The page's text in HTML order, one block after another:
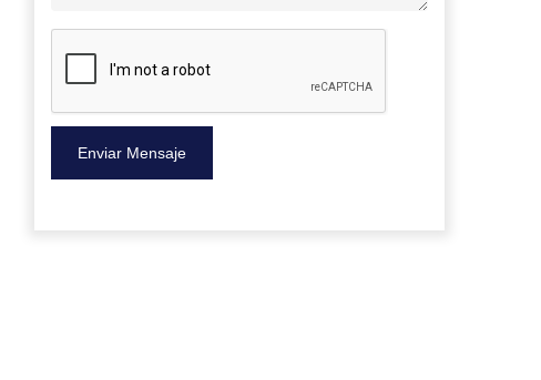
Enviar Mensaje